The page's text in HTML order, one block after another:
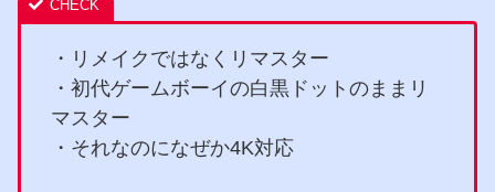
・リメイクではなくリマスター
・初代ゲームボーイの白黒ドットのままリ
マスター
・それなのになぜか4K対応